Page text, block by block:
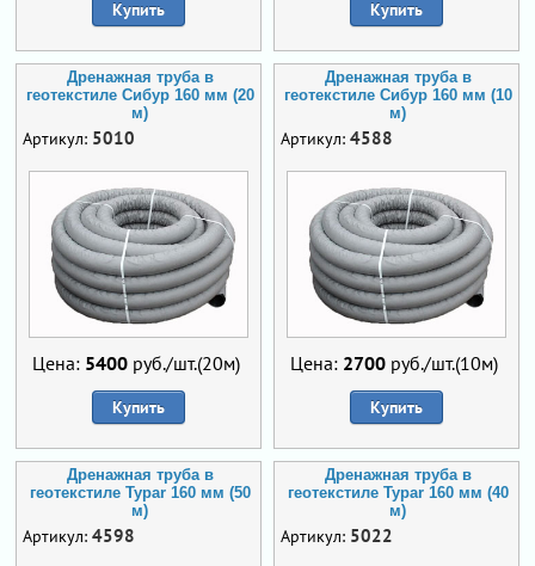
Купить Купить
Дренажная труба в
геотекстиле Сибур 160 мм (20
м)
Артикул: 5010
Цена: 5400руб./шт.(20м)
Купить
Дренажная труба в
геотекстиле Сибур 160 мм (10
м)
Артикул: 4588
Цена: 2700руб./шт.(10м)
Купить
Дренажная труба в
геотекстиле Typar 160 мм (50
м)
Артикул: 4598
Дренажная труба в
геотекстиле Typar 160 мм (40
м)
Артикул: 5022